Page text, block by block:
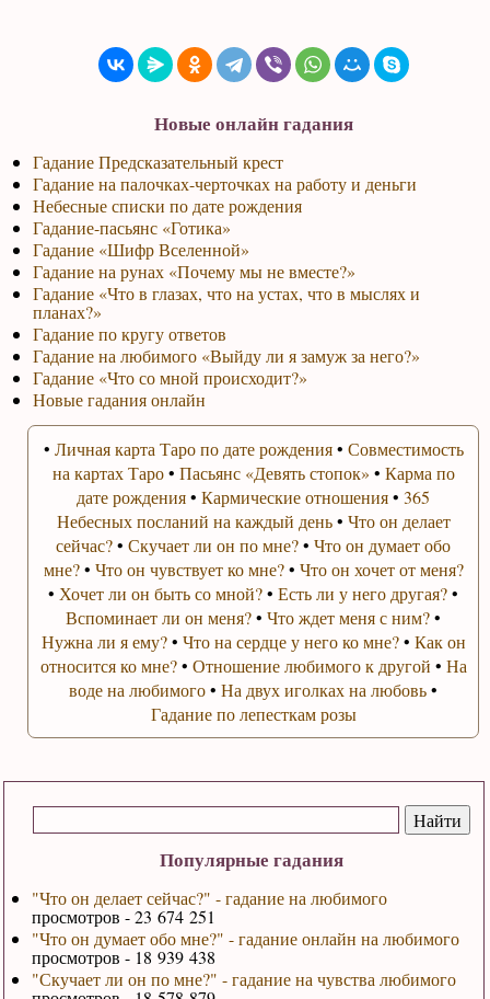
Популярные гадания
"Что он делает сейчас?" - гадание на любимого
просмотров - 23 674 251
"Что он думает обо мне?" - гадание онлайн на любимого
просмотров - 18 939 438
"Скучает ли он по мне?" - гадание на чувства любимого
Новые онлайн гадания
Гадание Предсказательный крест
Гадание на палочках-черточках на работу и деньги
Небесные списки по дате рождения
Гадание-пасьянс «Готика»
Гадание «Шифр Вселенной»
Гадание на рунах «Почему мы не вместе?»
Гадание «Что в глазах, что на устах, что в мыслях и
планах?»
Гадание по кругу ответов
Гадание на любимого «Выйду ли я замуж за него?»
Гадание «Что со мной происходит?»
Новые гадания онлайн
• Личная карта Таро по дате рождения• Совместимость
на картах Таро• Пасьянс «Девять стопок» • Карма по
дате рождения•Кармические отношения•365
Небесных посланий на каждый день• Что он делает
сейчас?•Скучает ли он по мне?•Что он думает обо
мне?• Что он чувствует ко мне?• Что он хочет от меня?
• Хочет ли он быть со мной?•Есть ли у него другая?•
Вспоминает ли он меня?•Что ждет меня с ним?•
Нужна ли я ему?• Что на сердце у него ко мне?• Как он
относится ко мне?• Отношение любимого к другой • На
воде на любимого•На двух иголках на любовь•
Гадание по лепесткам розы